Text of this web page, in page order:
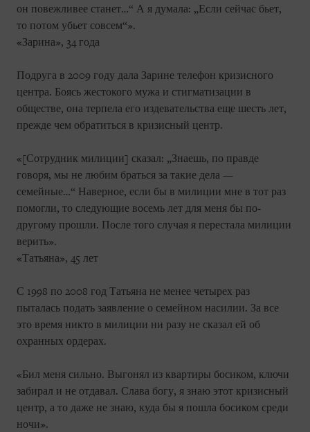
он повежливее станет…“ А я думала: „Если сейчас бьет,
то потом убьет совсем“».
«Зарина», 34 года
Подруга в 2009 году дала Зарине телефон кризисного
центра. Боясь жестокого мужа и стигматизации в
обществе, она терпела его издевательства еще шесть лет,
прежде чем обратиться в кризисный центр.
«[Сотрудник милиции] сказал: „Знаешь, по правде
говоря, мы не любим браться за такие дела —
семейные…“ Наверное, если бы в милиции мне в тот раз
помогли, то следующие восемь лет для меня бы по-
другому прошли. После того случая я перестала милиции
верить».
«Татьяна», 45 лет
С 1998 по 2008 год Татьяна не менее четырех раз
пыталась подать заявление о семейном насилии. За все
это время никто в милиции ни разу не сказал ей об
охранных ордерах.
«Бил меня сильно. Выгонял из квартиры босиком, ключи
забирал и не отдавал. Слава богу, я знаю этот кризисный
центр, а то даже не знаю, куда бы я пошла босиком среди
ночи».